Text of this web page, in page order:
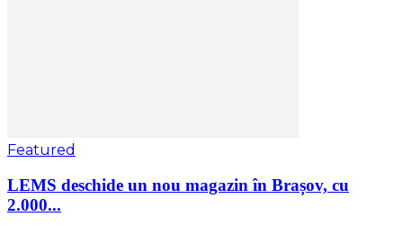
Featured
LEMS deschide un nou magazin în Brașov, cu
2.000...